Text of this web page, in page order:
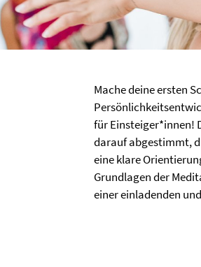
Mache deine ersten
für Einsteiger*innen!
darauf abgestimmt,
eine klare
Grundlagen der
einer einladenden